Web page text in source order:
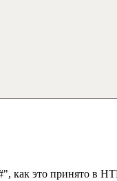
как это принято в